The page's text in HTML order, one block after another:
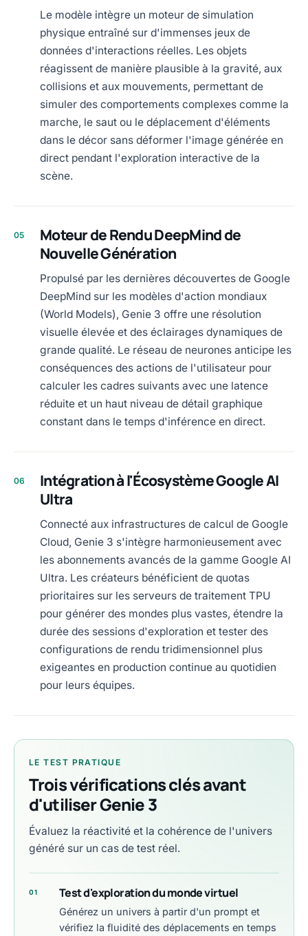
Le modèle intègre un moteur de simulation
physique entraîné sur d'immenses jeux de
données d'interactions réelles. Les objets
réagissent de manière plausible à la gravité, aux
collisions et aux mouvements, permettant de
simuler des comportements complexes comme la
marche, le saut ou le déplacement d'éléments
dans le décor sans déformer l'image générée en
direct pendant l'exploration interactive de la
scène.
05
Moteur de Rendu DeepMind de
Nouvelle Génération
Propulsé par les dernières découvertes de Google
DeepMind sur les modèles d'action mondiaux
(World Models), Genie 3 offre une résolution
visuelle élevée et des éclairages dynamiques de
grande qualité. Le réseau de neurones anticipe les
conséquences des actions de l'utilisateur pour
calculer les cadres suivants avec une latence
réduite et un haut niveau de détail graphique
constant dans le temps d'inférence en direct.
06
Intégration à l'Écosystème Google AI
Ultra
Connecté aux infrastructures de calcul de Google
Cloud, Genie 3 s'intègre harmonieusement avec
les abonnements avancés de la gamme Google AI
Ultra. Les créateurs bénéficient de quotas
prioritaires sur les serveurs de traitement TPU
pour générer des mondes plus vastes, étendre la
durée des sessions d'exploration et tester des
configurations de rendu tridimensionnel plus
exigeantes en production continue au quotidien
pour leurs équipes.
LE TEST PRATIQUE
Trois vérifications clés avant
d'utiliser Genie 3
Évaluez la réactivité et la cohérence de l'univers
généré sur un cas de test réel.
01 Test d'exploration du monde virtuel
Générez un univers à partir d'un prompt et
vérifiez la fluidité des déplacements en temps